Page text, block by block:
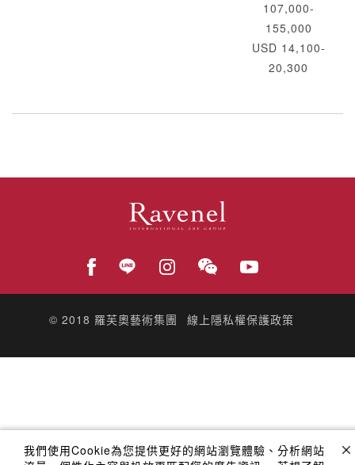
107,000-
155,000
USD 14,100-
20,300
© 2018 羅芙奧藝術集團 線上隱私權保護政策
我們使用Cookie為您提供更好的網站瀏覽體驗、分析網站